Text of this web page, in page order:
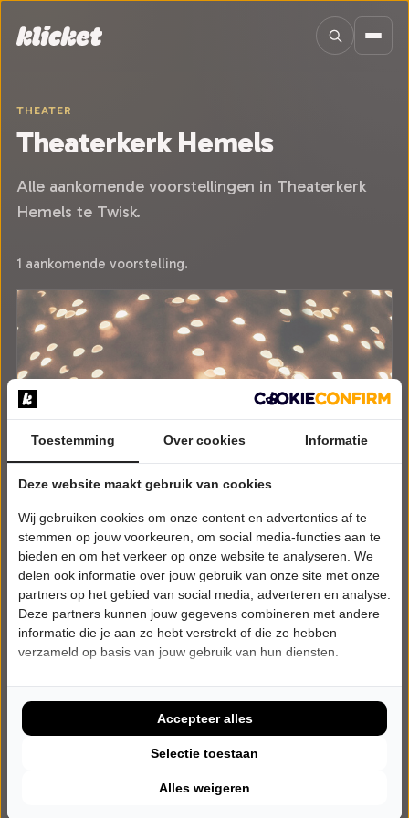
THEATER
Theaterkerk Hemels
Alle aankomende voorstellingen in Theaterkerk
Hemels te Twisk.
1 aankomende voorstelling.
WOENSDAG 23 DECEMBER 2026 • 20:15 UUR
Tickets
Toestemming Over cookies Informatie
Deze website maakt gebruik van cookies
Wij gebruiken cookies om onze content en advertenties af te
stemmen op jouw voorkeuren, om social media-functies aan te
bieden en om het verkeer op onze website te analyseren. We
delen ook informatie over jouw gebruik van onze site met onze
partners op het gebied van social media, adverteren en analyse.
Deze partners kunnen jouw gegevens combineren met andere
informatie die je aan ze hebt verstrekt of die ze hebben
verzameld op basis van jouw gebruik van hun diensten.
Alles weigeren
Selectie toestaan
Accepteer alles